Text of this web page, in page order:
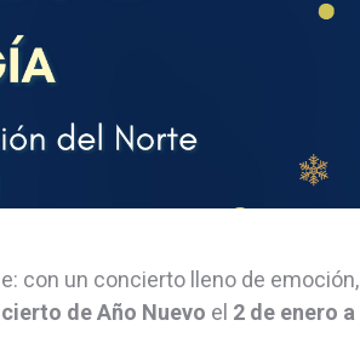
con un concierto lleno de emoción,
de Año Nuevo el 2 de enero a